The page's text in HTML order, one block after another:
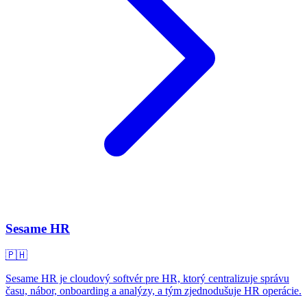
Sesame HR
🇵🇭
Sesame HR je cloudový softvér pre HR, ktorý centralizuje správu
času, nábor, onboarding a analýzy, a tým zjednodušuje HR operácie.